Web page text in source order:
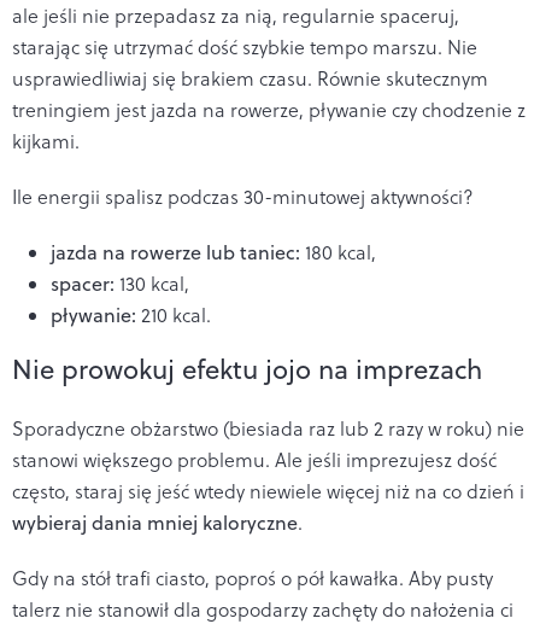
ale jeśli nie przepadasz za nią, regularnie spaceruj,
starając się utrzymać dość szybkie tempo marszu. Nie
usprawiedliwiaj się brakiem czasu. Równie skutecznym
treningiem jest jazda na rowerze, pływanie czy chodzenie z
kijkami.
Ile energii spalisz podczas 30-minutowej aktywności?
jazda na rowerze lub taniec: 180 kcal,
spacer: 130 kcal,
pływanie: 210 kcal.
Nie prowokuj efektu jojo na imprezach
Sporadyczne obżarstwo (biesiada raz lub 2 razy w roku) nie
stanowi większego problemu. Ale jeśli imprezujesz dość
często, staraj się jeść wtedy niewiele więcej niż na co dzień i
wybieraj dania mniej kaloryczne.
Gdy na stół trafi ciasto, poproś o pół kawałka. Aby pusty
talerz nie stanowił dla gospodarzy zachęty do nałożenia ci